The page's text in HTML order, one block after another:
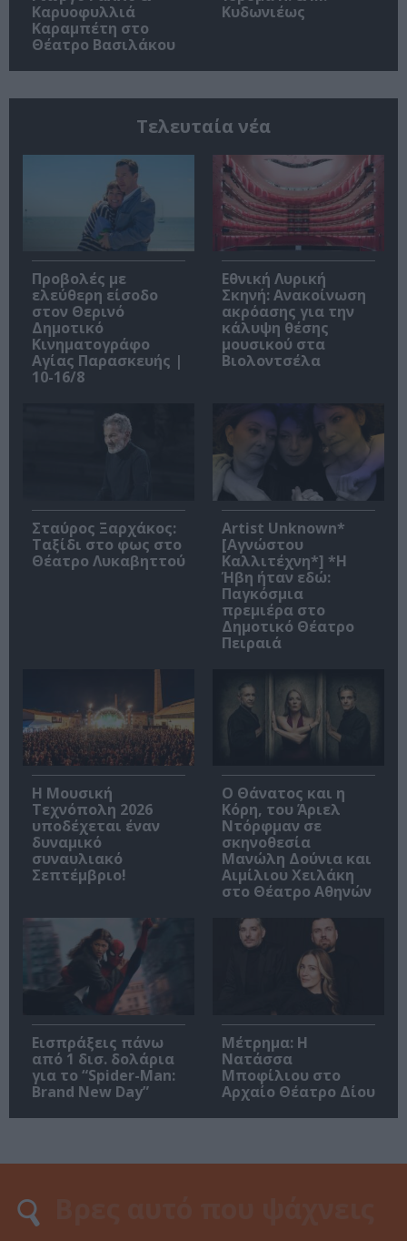
Καρυοφυλλιά
Καραμπέτη στο
Θέατρο Βασιλάκου
Κυδωνιέως
Τελευταία νέα
Προβολές με
ελεύθερη είσοδο
στον Θερινό
Δημοτικό
Κινηματογράφο
Αγίας Παρασκευής |
10-16/8
Εθνική Λυρική
Σκηνή: Ανακοίνωση
ακρόασης για την
κάλυψη θέσης
μουσικού στα
Βιολοντσέλα
Σταύρος Ξαρχάκος:
Ταξίδι στο φως στο
Θέατρο Λυκαβηττού
Artist Unknown*
[Αγνώστου
Καλλιτέχνη*] *Η
Ήβη ήταν εδώ:
Παγκόσμια
πρεμιέρα στο
Δημοτικό Θέατρο
Πειραιά
Η Μουσική
Τεχνόπολη 2026
υποδέχεται έναν
δυναμικό
συναυλιακό
Σεπτέμβριο!
Ο Θάνατος και η
Κόρη, του Άριελ
Ντόρφμαν σε
σκηνοθεσία
Μανώλη Δούνια και
Αιμίλιου Χειλάκη
στο Θέατρο Αθηνών
Εισπράξεις πάνω
από 1 δισ. δολάρια
για το “Spider-Man:
Brand New Day”
Μέτρημα: Η
Νατάσσα
Μποφίλιου στο
Αρχαίο Θέατρο Δίου